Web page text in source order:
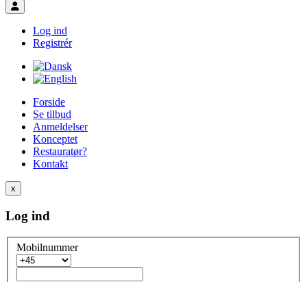
Toggle user menu
Log ind
Registrér
Forside
Se tilbud
Anmeldelser
Konceptet
Restauratør?
Kontakt
x
Log ind
Mobilnummer